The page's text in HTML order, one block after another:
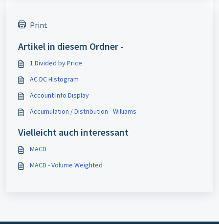
Print
Artikel in diesem Ordner -
1 Divided by Price
AC DC Histogram
Account Info Display
Accumulation / Distribution - Williams
Vielleicht auch interessant
MACD
MACD - Volume Weighted